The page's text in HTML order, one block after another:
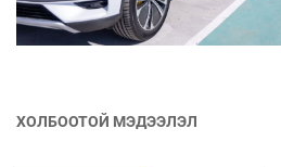
ХОЛБООТОЙ МЭДЭЭЛЭЛ